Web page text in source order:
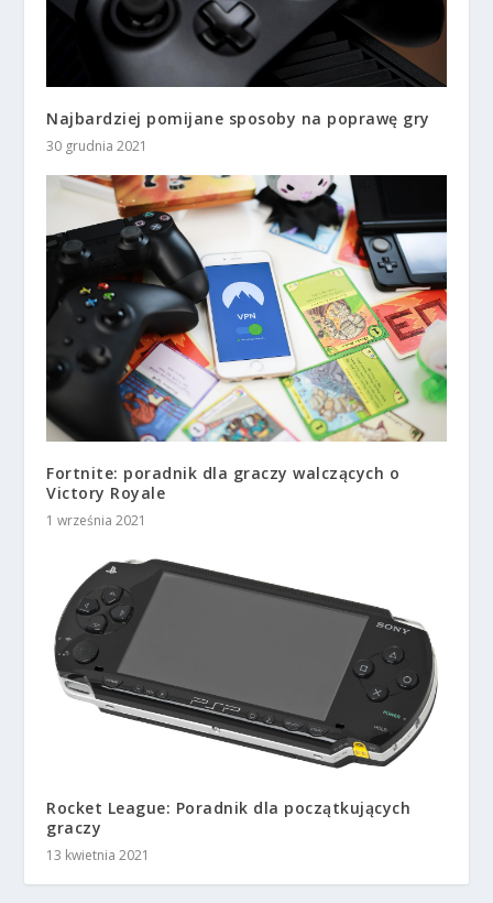
Najbardziej pomijane sposoby na poprawę gry
30 grudnia 2021
Fortnite: poradnik dla graczy walczących o
Victory Royale
1 września 2021
Rocket League: Poradnik dla początkujących
graczy
13 kwietnia 2021